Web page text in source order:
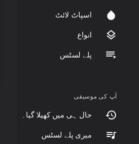
اسپاٹ لائٹ
انواع
پلے لسٹس
آپ کی موسیقی
حال ہی میں کھیلا گیا۔
میری پلے لسٹس